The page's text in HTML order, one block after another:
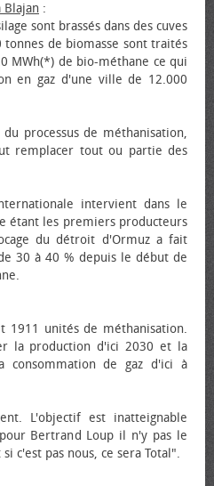
Blajan :
sont brassés dans des cuves
tonnes de biomasse sont traités
MWh(*) de bio-méthane ce qui
en gaz d'une ville de 12.000
processus de méthanisation,
remplacer tout ou partie des
intervient dans le
étant les premiers producteurs
du détroit d'Ormuz a fait
30 à 40 % depuis le début de
1911 unités de méthanisation.
la production d'ici 2030 et la
consommation de gaz d'ici à
L'objectif est inatteignable
Bertrand Loup il n'y pas le
c'est pas nous, ce sera Total".